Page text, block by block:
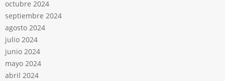
octubre 2024
septiembre 2024
agosto 2024
julio 2024
junio 2024
mayo 2024
abril 2024